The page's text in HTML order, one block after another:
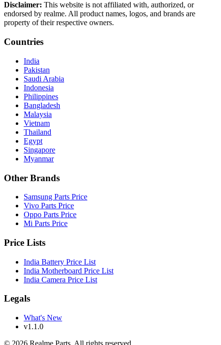
Disclaimer: This website is not affiliated with, authorized, or
endorsed by realme. All product names, logos, and brands are
property of their respective owners.
Countries
India
Pakistan
Saudi Arabia
Indonesia
Philippines
Bangladesh
Malaysia
Vietnam
Thailand
Egypt
Singapore
Myanmar
Other Brands
Samsung Parts Price
Vivo Parts Price
Oppo Parts Price
Mi Parts Price
Price Lists
India Battery Price List
India Motherboard Price List
India Camera Price List
Legals
What's New
v1.1.0